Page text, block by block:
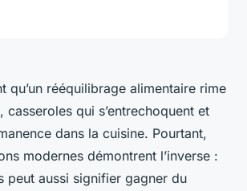
qu’un rééquilibrage alimentaire rime
casseroles qui s’entrechoquent et
dans la cuisine. Pourtant,
modernes démontrent l’inverse :
peut aussi signifier gagner du